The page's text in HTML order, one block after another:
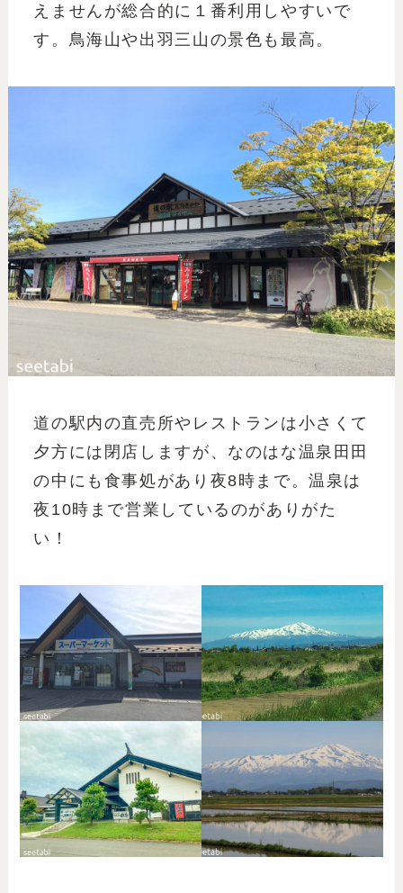
えませんが総合的に１番利用しやすいで
す。鳥海山や出羽三山の景色も最高。
道の駅内の直売所やレストランは小さくて
夕方には閉店しますが、なのはな温泉田田
の中にも食事処があり夜8時まで。温泉は
夜10時まで営業しているのがありがた
い！